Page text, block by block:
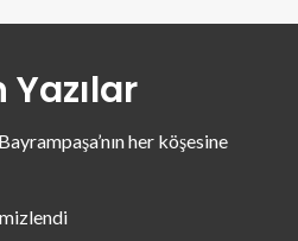
Yazılar
her köşesine